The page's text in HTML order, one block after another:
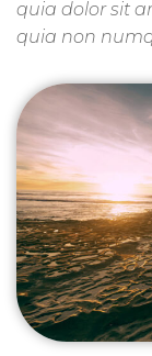
quia dolor sit
quia non